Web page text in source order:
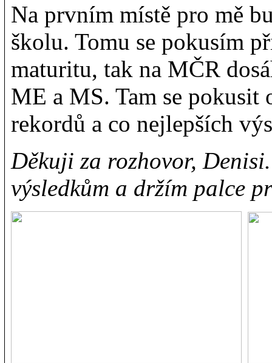
Na prvním místě pro mě
školu. Tomu se pokusím
maturitu, tak na MČR
ME a MS. Tam se pokusit
rekordů a co nejlepších
Děkuji za rozhovor,
výsledkům a držím palce